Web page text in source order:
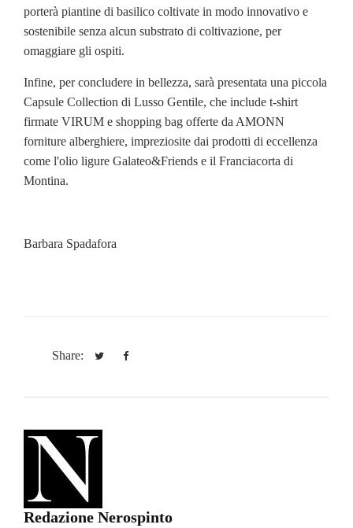
porterà piantine di basilico coltivate in modo innovativo e
sostenibile senza alcun substrato di coltivazione, per
omaggiare gli ospiti.
Infine, per concludere in bellezza, sarà presentata una piccola
Capsule Collection di Lusso Gentile, che include t-shirt
firmate VIRUM e shopping bag offerte da AMONN
forniture alberghiere, impreziosite dai prodotti di eccellenza
come l'olio ligure Galateo&Friends e il Franciacorta di
Montina.
Barbara Spadafora
Share:
Redazione Nerospinto